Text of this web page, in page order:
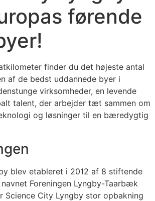
førende
finder du det højeste antal
af de bedst uddannede byer i
virksomheder, en levende
talent, der arbejder tæt sammen om
og løsninger til en bæredygtig
blev etableret i 2012 af 8 stiftende
Foreningen Lyngby-Taarbæk
Science City Lyngby stor opbakning